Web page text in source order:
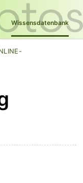
Wissensdatenbank